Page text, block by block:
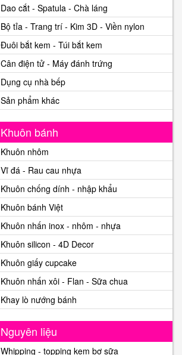
Dao cắt - Spatula - Chà láng
Bộ tỉa - Trang trí - Kim 3D - Viền nylon
Đuôi bắt kem - Túi bắt kem
Cân điện tử - Máy đánh trứng
Dụng cụ nhà bếp
Sản phẩm khác
Khuôn bánh
Khuôn nhôm
Vĩ đá - Rau cau nhựa
Khuôn chống dính - nhập khẩu
Khuôn bánh Việt
Khuôn nhấn inox - nhôm - nhựa
Khuôn silicon - 4D Decor
Khuôn giấy cupcake
Khuôn nhấn xôi - Flan - Sữa chua
Khay lò nướng bánh
Nguyên liệu
Whipping - topping kem bơ sữa